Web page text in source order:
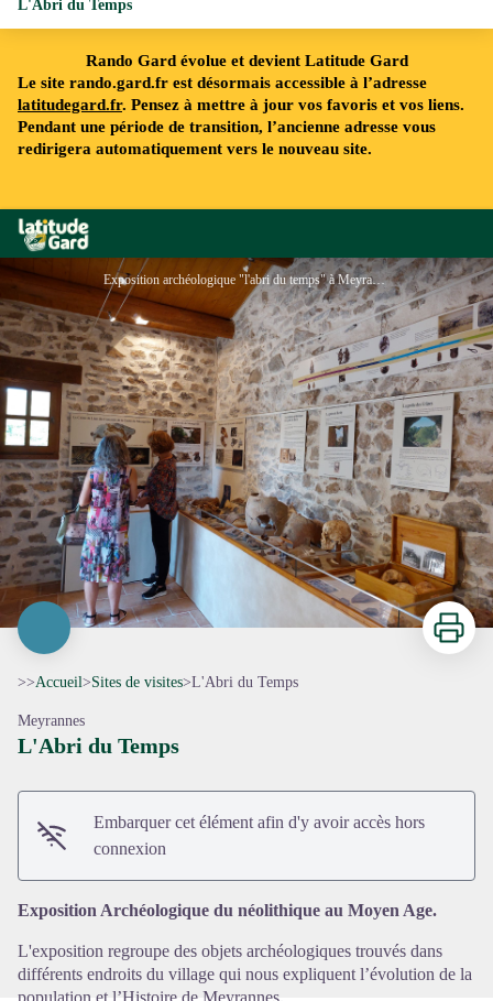
Rando Gard évolue et devient Latitude Gard
Le site rando.gard.fr est désormais accessible à l’adresse
latitudegard.fr. Pensez à mettre à jour vos favoris et vos liens.
Pendant une période de transition, l’ancienne adresse vous
redirigera automatiquement vers le nouveau site.
Rando Gard
L'Abri du Temps
Exposition archéologique "l'abri du temps" à Meyrannes - Odile Pagès
Voir l'image en plein écran
Imprimer
>>Accueil>Sites de visites>L'Abri du Temps
Meyrannes
L'Abri du Temps
Embarquer cet élément afin d'y avoir accès hors
connexion
Exposition Archéologique du néolithique au Moyen Age.
L'exposition regroupe des objets archéologiques trouvés dans
différents endroits du village qui nous expliquent l’évolution de la
population et l’Histoire de Meyrannes.